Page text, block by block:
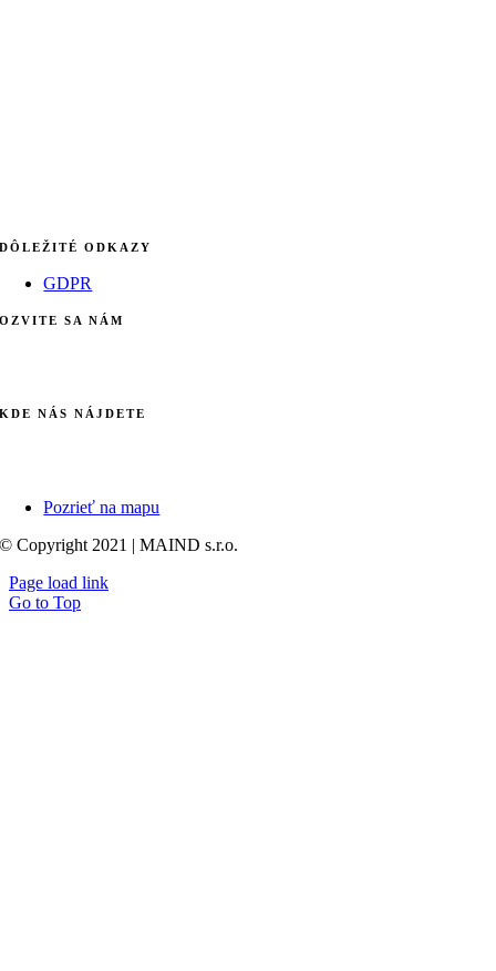
DÔLEŽITÉ ODKAZY
GDPR
OZVITE SA NÁM
KDE NÁS NÁJDETE
Pozrieť na mapu
© Copyright 2021 | MAIND s.r.o.
Page load link
Go to Top